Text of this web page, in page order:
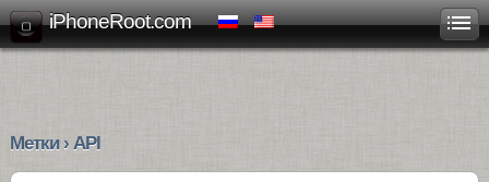
iPhoneRoot.com
Метки › API